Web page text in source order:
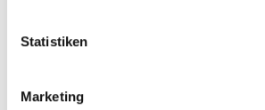
Statistiken
Marketing
Marktüberwachungsstelle der